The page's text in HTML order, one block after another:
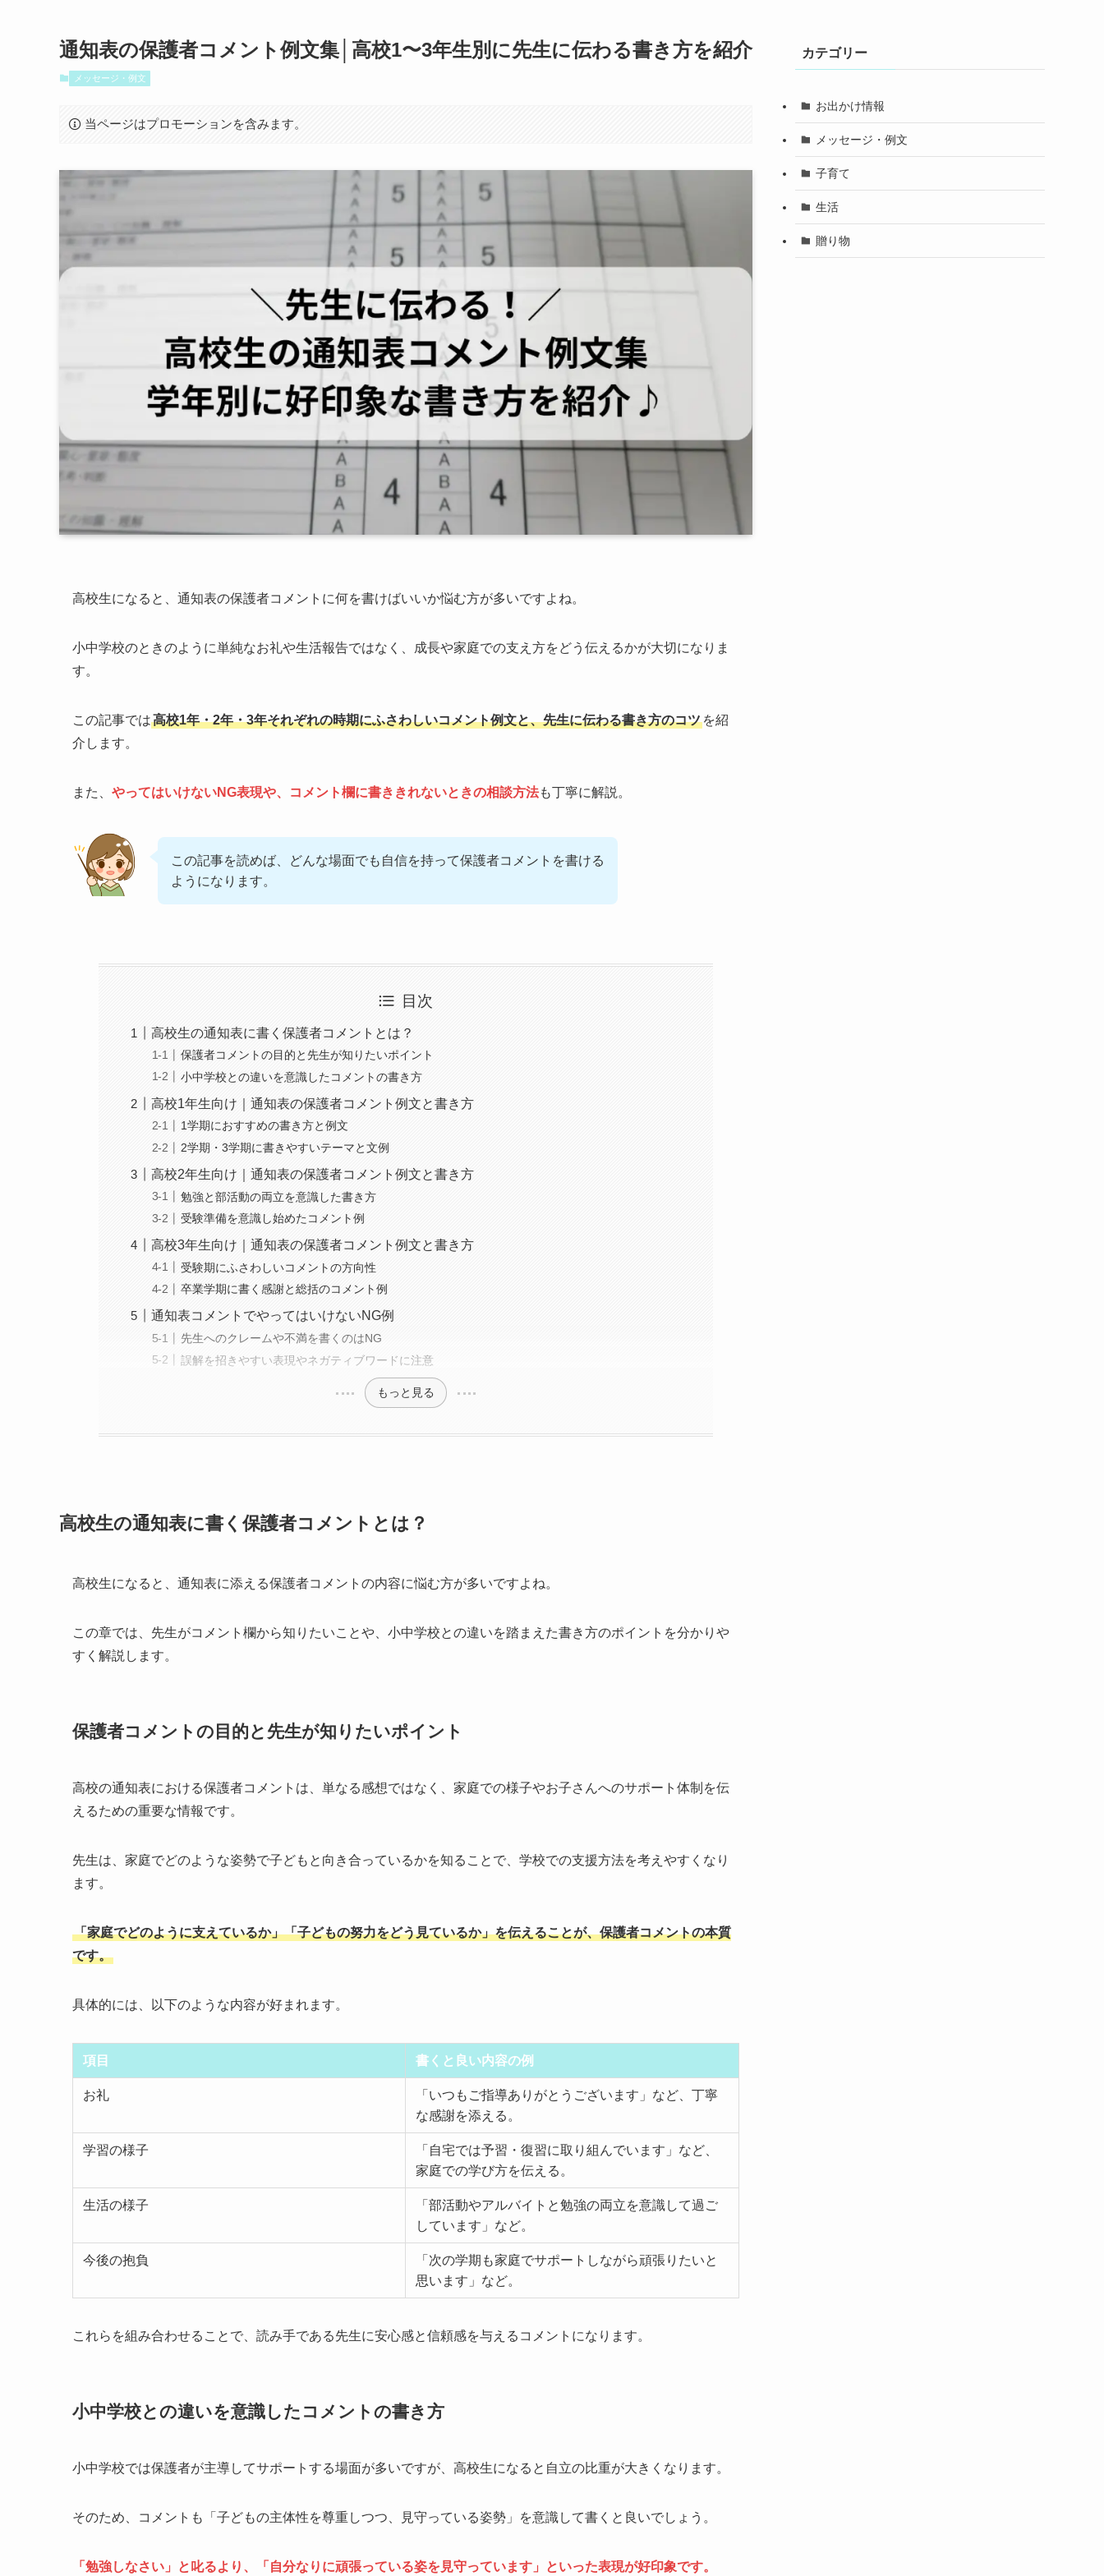
通知表の保護者コメント例文集│高校1〜3年生別に先生に伝わる書き方を紹介
メッセージ・例文
当ページはプロモーションを含みます。
高校生になると、通知表の保護者コメントに何を書けばいいか悩む方が多いですよね。
小中学校のときのように単純なお礼や生活報告ではなく、成長や家庭での支え方をどう伝えるかが大切になりま
す。
この記事では高校1年・2年・3年それぞれの時期にふさわしいコメント例文と、先生に伝わる書き方のコツ を紹
介します。
また、 やってはいけないNG表現や、コメント欄に書ききれないときの相談方法も丁寧に解説。
この記事を読めば、どんな場面でも自信を持って保護者コメントを書ける
ようになります。
目次
高校生の通知表に書く保護者コメントとは？
保護者コメントの目的と先生が知りたいポイント
小中学校との違いを意識したコメントの書き方
高校1年生向け｜通知表の保護者コメント例文と書き方
1学期におすすめの書き方と例文
2学期・3学期に書きやすいテーマと文例
高校2年生向け｜通知表の保護者コメント例文と書き方
勉強と部活動の両立を意識した書き方
受験準備を意識し始めたコメント例
高校3年生向け｜通知表の保護者コメント例文と書き方
受験期にふさわしいコメントの方向性
卒業学期に書く感謝と総括のコメント例
通知表コメントでやってはいけないNG例
先生へのクレームや不満を書くのはNG
誤解を招きやすい表現やネガティブワードに注意
もっと見る
高校生の通知表に書く保護者コメントとは？
高校生になると、通知表に添える保護者コメントの内容に悩む方が多いですよね。
この章では、先生がコメント欄から知りたいことや、小中学校との違いを踏まえた書き方のポイントを分かりや
すく解説します。
保護者コメントの目的と先生が知りたいポイント
高校の通知表における保護者コメントは、単なる感想ではなく、家庭での様子やお子さんへのサポート体制を伝
えるための重要な情報です。
先生は、家庭でどのような姿勢で子どもと向き合っているかを知ることで、学校での支援方法を考えやすくなり
ます。
「家庭でどのように支えているか」「子どもの努力をどう見ているか」を伝えることが、保護者コメントの本質
です。
具体的には、以下のような内容が好まれます。
項目 書くと良い内容の例
お礼
「いつもご指導ありがとうございます」など、丁寧
な感謝を添える。
学習の様子
「自宅では予習・復習に取り組んでいます」など、
家庭での学び方を伝える。
生活の様子
「部活動やアルバイトと勉強の両立を意識して過ご
しています」など。
今後の抱負
「次の学期も家庭でサポートしながら頑張りたいと
思います」など。
これらを組み合わせることで、読み手である先生に安心感と信頼感を与えるコメントになります。
小中学校との違いを意識したコメントの書き方
小中学校では保護者が主導してサポートする場面が多いですが、高校生になると自立の比重が大きくなります。
そのため、コメントも「子どもの主体性を尊重しつつ、見守っている姿勢」を意識して書くと良いでしょう。
「勉強しなさい」と叱るより、「自分なりに頑張っている姿を見守っています」といった表現が好印象です。
カテゴリー
お出かけ情報
メッセージ・例文
子育て
生活
贈り物